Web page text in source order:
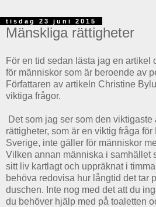
tisdag 23 juni 2015
Mänskliga rättigheter
För en tid sedan lästa jag en artikel
för människor som är beroende av
Författaren av artikeln Christine
viktiga frågor.
Det som jag ser som den viktigaste
rättigheter, som är en viktig fråga
Sverige, inte gäller för människor
Vilken annan människa i samhället
sitt liv kartlagt och uppräknat i
behöva redovisa hur långtid det tar
duschen. Inte nog med det att du
du behöver hjälp med på toaletten